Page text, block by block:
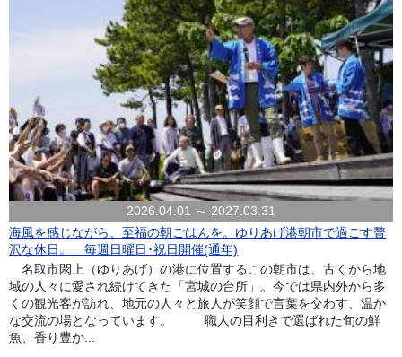
2026.04.01 ～ 2027.03.31
海風を感じながら、至福の朝ごはんを。ゆりあげ港朝市で過ごす贅
沢な休日。 毎週日曜日･祝日開催(通年)
名取市閖上（ゆりあげ）の港に位置するこの朝市は、古くから地
域の人々に愛され続けてきた「宮城の台所」。今では県内外から多
くの観光客が訪れ、地元の人々と旅人が笑顔で言葉を交わす、温か
な交流の場となっています。 職人の目利きで選ばれた旬の鮮
魚、香り豊か...